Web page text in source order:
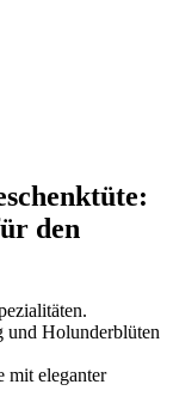
den
und Holunderblüten
mit eleganter